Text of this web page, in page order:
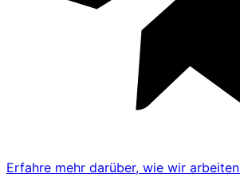
Erfahre mehr darüber, wie wir arbeiten